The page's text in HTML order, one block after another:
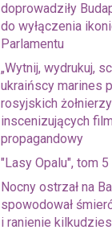
doprowadziły
do wyłączenia
Parlamentu
„Wytnij, wydrukuj,
ukraińscy marines
rosyjskich żołnierzy
inscenizujących film
propagandowy
"Lasy Opalu", tom 5
Nocny ostrzał na
spowodował
i ranienie